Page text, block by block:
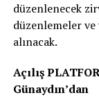
düzenlenecek
düzenlemeler
alınacak.
Açılış
Günaydın’dan